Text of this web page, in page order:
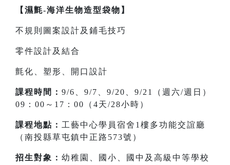
【濕氈-海洋生物造型袋物】
不規則圖案設計及鋪毛技巧
零件設計及結合
氈化、塑形、開口設計
課程時間： 9/6、9/7、9/20、9/21
（週六/週日）
09：00～17：00（4天/28小時）
課程地點： 工藝中心學員宿舍1樓多功能交誼廳
（南投縣草屯鎮中正路573號）
招生對象： 幼稚園、國小、國中及高級中等學校